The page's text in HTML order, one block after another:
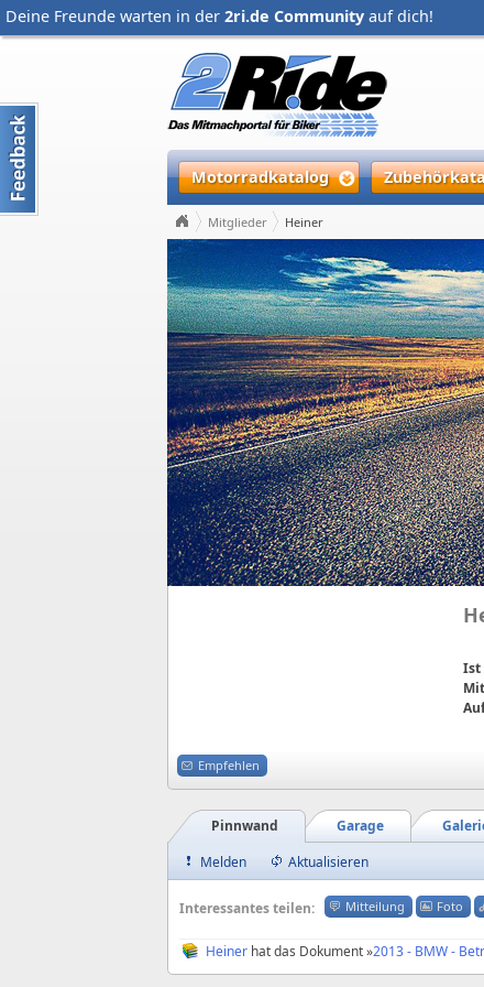
Deine Freunde warten in der 2ri.de Community auf dich!
Motorradkatalog
Mitglieder Heiner
Ist
Empfehlen
Garage
Pinnwand
Melden
Aktualisieren
Interessantes teilen: Mitteilung Foto
Heiner hat das Dokument »2013 - BMW -